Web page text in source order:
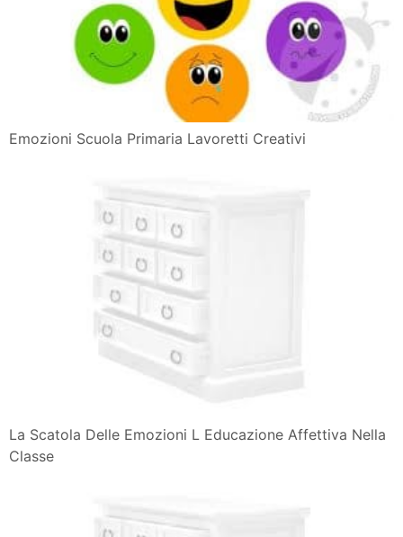
Emozioni Scuola Primaria Lavoretti Creativi
La Scatola Delle Emozioni L Educazione Affettiva Nella
Classe